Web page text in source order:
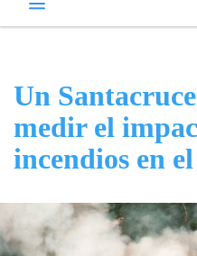
Un
medir el
incendios en